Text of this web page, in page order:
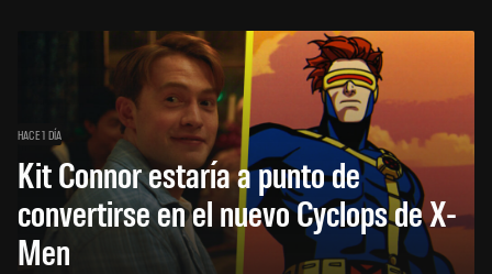
HACE 1 DÍA
Kit Connor estaría a punto de
convertirse en el nuevo Cyclops de X-
Men